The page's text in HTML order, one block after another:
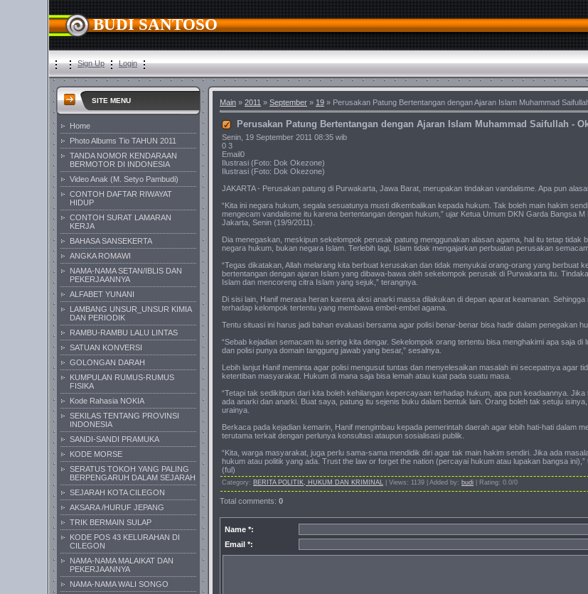
BUDI SANTOSO
Sign Up Login
SITE MENU
Home
Photo Albums Tio TAHUN 2011
TANDA NOMOR KENDARAAN
BERMOTOR DI INDONESIA
Video Anak (M. Setyo Pambudi)
CONTOH DAFTAR RIWAYAT
HIDUP
CONTOH SURAT LAMARAN
KERJA
BAHASA SANSEKERTA
ANGKA ROMAWI
NAMA-NAMA SETAN/IBLIS DAN
PEKERJAANNYA
ALFABET YUNANI
LAMBANG UNSUR_UNSUR KIMIA
DAN PERIODIK
RAMBU-RAMBU LALU LINTAS
SATUAN KONVERSI
GOLONGAN DARAH
KUMPULAN RUMUS-RUMUS
FISIKA
Kode Rahasia NOKIA
SEKILAS TENTANG PROVINSI
INDONESIA
SANDI-SANDI PRAMUKA
KODE MORSE
SERATUS TOKOH YANG PALING
BERPENGARUH DALAM SEJARAH
SEJARAH KOTA CILEGON
AKSARA /HURUF JEPANG
TRIK BERMAIN SULAP
KODE POS 43 KELURAHAN DI
CILEGON
NAMA-NAMA MALAIKAT DAN
PEKERJAANNYA
NAMA-NAMA WALI SONGO
Main » 2011 » September » 19 » Perusakan Patung Bertentangan dengan Ajaran Islam Muhammad
Perusakan Patung Bertentangan dengan Ajaran Islam Muhammad Saifullah -
Senin, 19 September 2011 08:35 wib
0 3
Email0
Ilustrasi (Foto: Dok Okezone)
Ilustrasi (Foto: Dok Okezone)
JAKARTA - Perusakan patung di Purwakarta, Jawa Barat, merupakan tindakan vandalisme. Apa pun
“Kita ini negara hukum, segala sesuatunya musti dikembalikan kepada hukum. Tak boleh main hakim
mengecam vandalisme itu karena bertentangan dengan hukum,” ujar Ketua Umum DKN Garda Bangsa
Jakarta, Senin (19/9/2011).
Dia menegaskan, meskipun sekelompok perusak patung menggunakan alasan agama, hal itu tetap tidak
negara hukum, bukan negara Islam. Terlebih lagi, Islam tidak mengajarkan perbuatan perusakan
“Tegas dikatakan, Allah melarang kita berbuat kerusakan dan tidak menyukai orang-orang yang berbuat
bertentangan dengan ajaran Islam yang dibawa-bawa oleh sekelompok perusak di Purwakarta itu.
Islam dan mencoreng citra Islam yang sejuk,” terangnya.
Di sisi lain, Hanif merasa heran karena aksi anarki massa dilakukan di depan aparat keamanan.
terhadap kelompok tertentu yang membawa embel-embel agama.
Tentu situasi ini harus jadi bahan evaluasi bersama agar polisi benar-benar bisa hadir dalam penegakan
“Sebab kejadian semacam itu sering kita dengar. Sekelompok orang tertentu bisa menghakimi apa saja
dan polisi punya domain tanggung jawab yang besar,” sesalnya.
Lebih lanjut Hanif meminta agar polisi mengusut tuntas dan menyelesaikan masalah ini secepatnya agar
ketertiban masyarakat. Hukum di mana saja bisa lemah atau kuat pada suatu masa.
“Tetapi tak sedikitpun dari kita boleh kehilangan kepercayaan terhadap hukum, apa pun keadaannya.
ada anarki dan anarki. Buat saya, patung itu sejenis buku dalam bentuk lain. Orang boleh tak setuju
urainya.
Berkaca pada kejadian kemarin, Hanif mengimbau kepada pemerintah daerah agar lebih hati-hati dalam
terutama terkait dengan perlunya konsultasi ataupun sosialisasi publik.
“Kita, warga masyarakat, juga perlu sama-sama mendidik diri agar tak main hakim sendiri. Jika ada
hukum atau politik yang ada. Trust the law or forget the nation (percayai hukum atau lupakan bangsa ini),”
(ful)
Category: BERITA POLITIK, HUKUM DAN KRIMINAL Views : 1139 Added by: budi Rating: 0.0/0
Total comments: 0
Name *:
Email *: